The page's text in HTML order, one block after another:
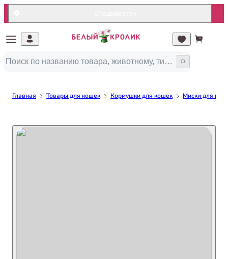
Главная Товары для кошек Кормушки для кошек Миски для